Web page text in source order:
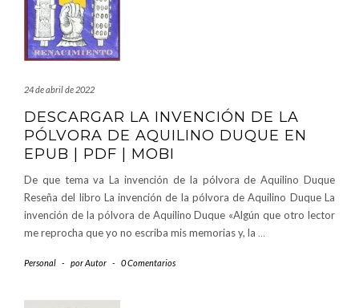
24 de abril de 2022
DESCARGAR LA INVENCIÓN DE LA
PÓLVORA DE AQUILINO DUQUE EN
EPUB | PDF | MOBI
De que tema va La invención de la pólvora de Aquilino Duque
Reseña del libro La invención de la pólvora de Aquilino Duque La
invención de la pólvora de Aquilino Duque «Algún que otro lector
me reprocha que yo no escriba mis memorias y, la …
Personal - porAutor - 0 Comentarios